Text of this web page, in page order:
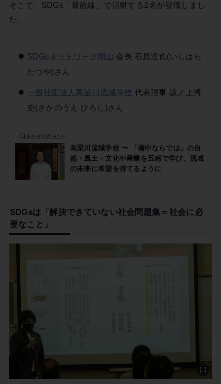
そこで、SDGs「最前線」で活動する2名が登壇しまし
た。
SDGsネットワーク岡山 会長 石原達也(いしはら
たつや)さん
一般社団法人高梁川流域学校 代表理事 坂ノ上博
史(さかのうえ ひろし)さん
高梁川流域学校 〜 「備中ならでは」の自
然・風土・文化や産業を五感で学び、流域
の未来に希望を持てるように
あわせて読みたい
SDGsは「解決できていない社会問題集＝社会に必
要なこと」